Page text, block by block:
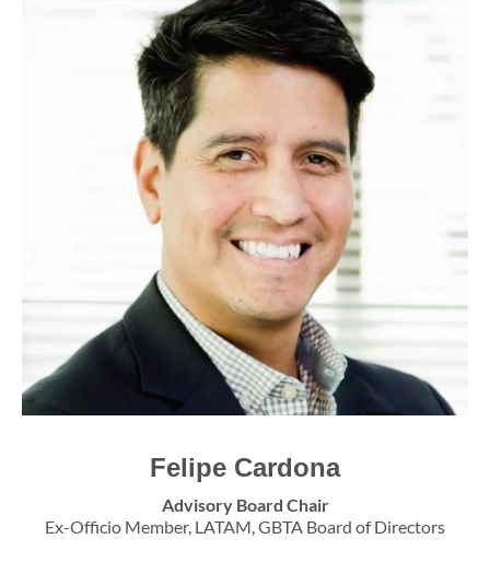
Felipe Cardona
Advisory Board Chair
Ex-Officio Member, LATAM, GBTA Board of Directors